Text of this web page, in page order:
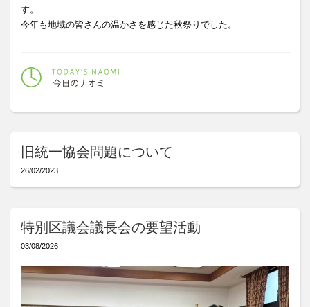
す。
今年も地域の皆さんの温かさを感じた秋祭りでした。
旧統一協会問題について
26/02/2023
特別区議会議長会の要望活動
03/08/2026